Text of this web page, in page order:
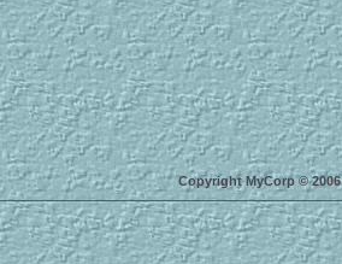
Copyright MyCorp © 2006